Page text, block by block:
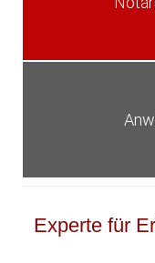
Experte für